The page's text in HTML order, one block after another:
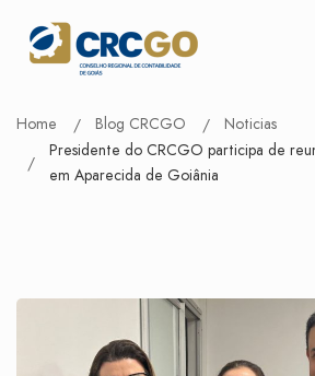
Home Blog CRCGO
Noticias
Presidente do CRCGO participa de
em Aparecida de Goiânia